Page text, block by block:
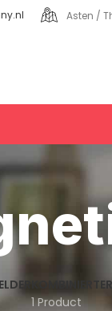
Asten /
1 Product